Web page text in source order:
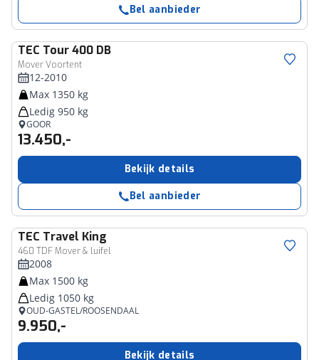
Bel aanbieder
TEC Tour 400 DB
Mover Voortent
12-2010
Max 1350 kg
Ledig 950 kg
GOOR
13.450,-
Bekijk details
Bel aanbieder
TEC Travel King
460 TDF Mover & luifel
2008
Max 1500 kg
Ledig 1050 kg
OUD-GASTEL/ROOSENDAAL
9.950,-
Bekijk details